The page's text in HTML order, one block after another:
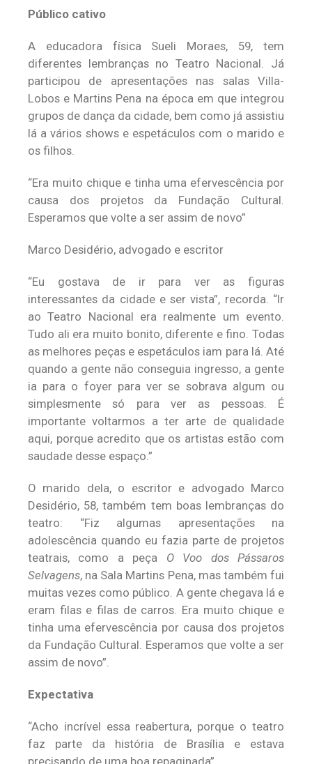
Público cativo
A educadora física Sueli Moraes, 59, tem
diferentes lembranças no Teatro Nacional. Já
participou de apresentações nas salas Villa-
Lobos e Martins Pena na época em que integrou
grupos de dança da cidade, bem como já assistiu
lá a vários shows e espetáculos com o marido e
os filhos.
“Era muito chique e tinha uma efervescência por
causa dos projetos da Fundação Cultural.
Esperamos que volte a ser assim de novo”
Marco Desidério, advogado e escritor
“Eu gostava de ir para ver as figuras
interessantes da cidade e ser vista”, recorda. “Ir
ao Teatro Nacional era realmente um evento.
Tudo ali era muito bonito, diferente e fino. Todas
as melhores peças e espetáculos iam para lá. Até
quando a gente não conseguia ingresso, a gente
ia para o foyer para ver se sobrava algum ou
simplesmente só para ver as pessoas. É
importante voltarmos a ter arte de qualidade
aqui, porque acredito que os artistas estão com
saudade desse espaço.”
O marido dela, o escritor e advogado Marco
Desidério, 58, também tem boas lembranças do
teatro: “Fiz algumas apresentações na
adolescência quando eu fazia parte de projetos
teatrais, como a peça O Voo dos Pássaros
Selvagens, na Sala Martins Pena, mas também fui
muitas vezes como público. A gente chegava lá e
eram filas e filas de carros. Era muito chique e
tinha uma efervescência por causa dos projetos
da Fundação Cultural. Esperamos que volte a ser
assim de novo”.
Expectativa
“Acho incrível essa reabertura, porque o teatro
faz parte da história de Brasília e estava
precisando de uma boa repaginada”